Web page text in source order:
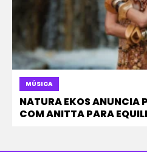
MÚSICA
NATURA EKOS ANUNCIA
COM ANITTA PARA